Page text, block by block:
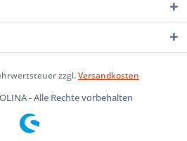
zzgl.Versandkosten
- Alle Rechte vorbehalten